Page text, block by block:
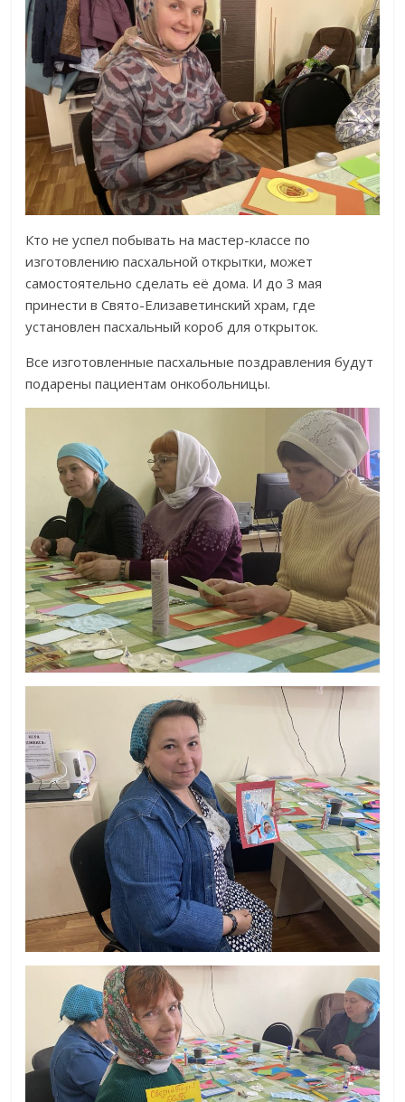
Кто не успел побывать на мастер-классе по
изготовлению пасхальной открытки, может
самостоятельно сделать её дома. И до 3 мая
принести в Свято-Елизаветинский храм, где
установлен пасхальный короб для открыток.
Все изготовленные пасхальные поздравления будут
подарены пациентам онкобольницы.